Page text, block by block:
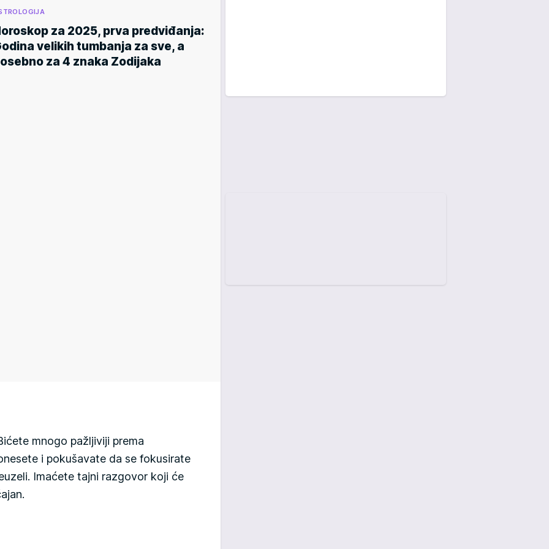
za 2025, prva predviđanja:
velikih tumbanja za sve, a
za 4 znaka Zodijaka
mnogo pažljiviji prema
i pokušavate da se fokusirate
Imaćete tajni razgovor koji će